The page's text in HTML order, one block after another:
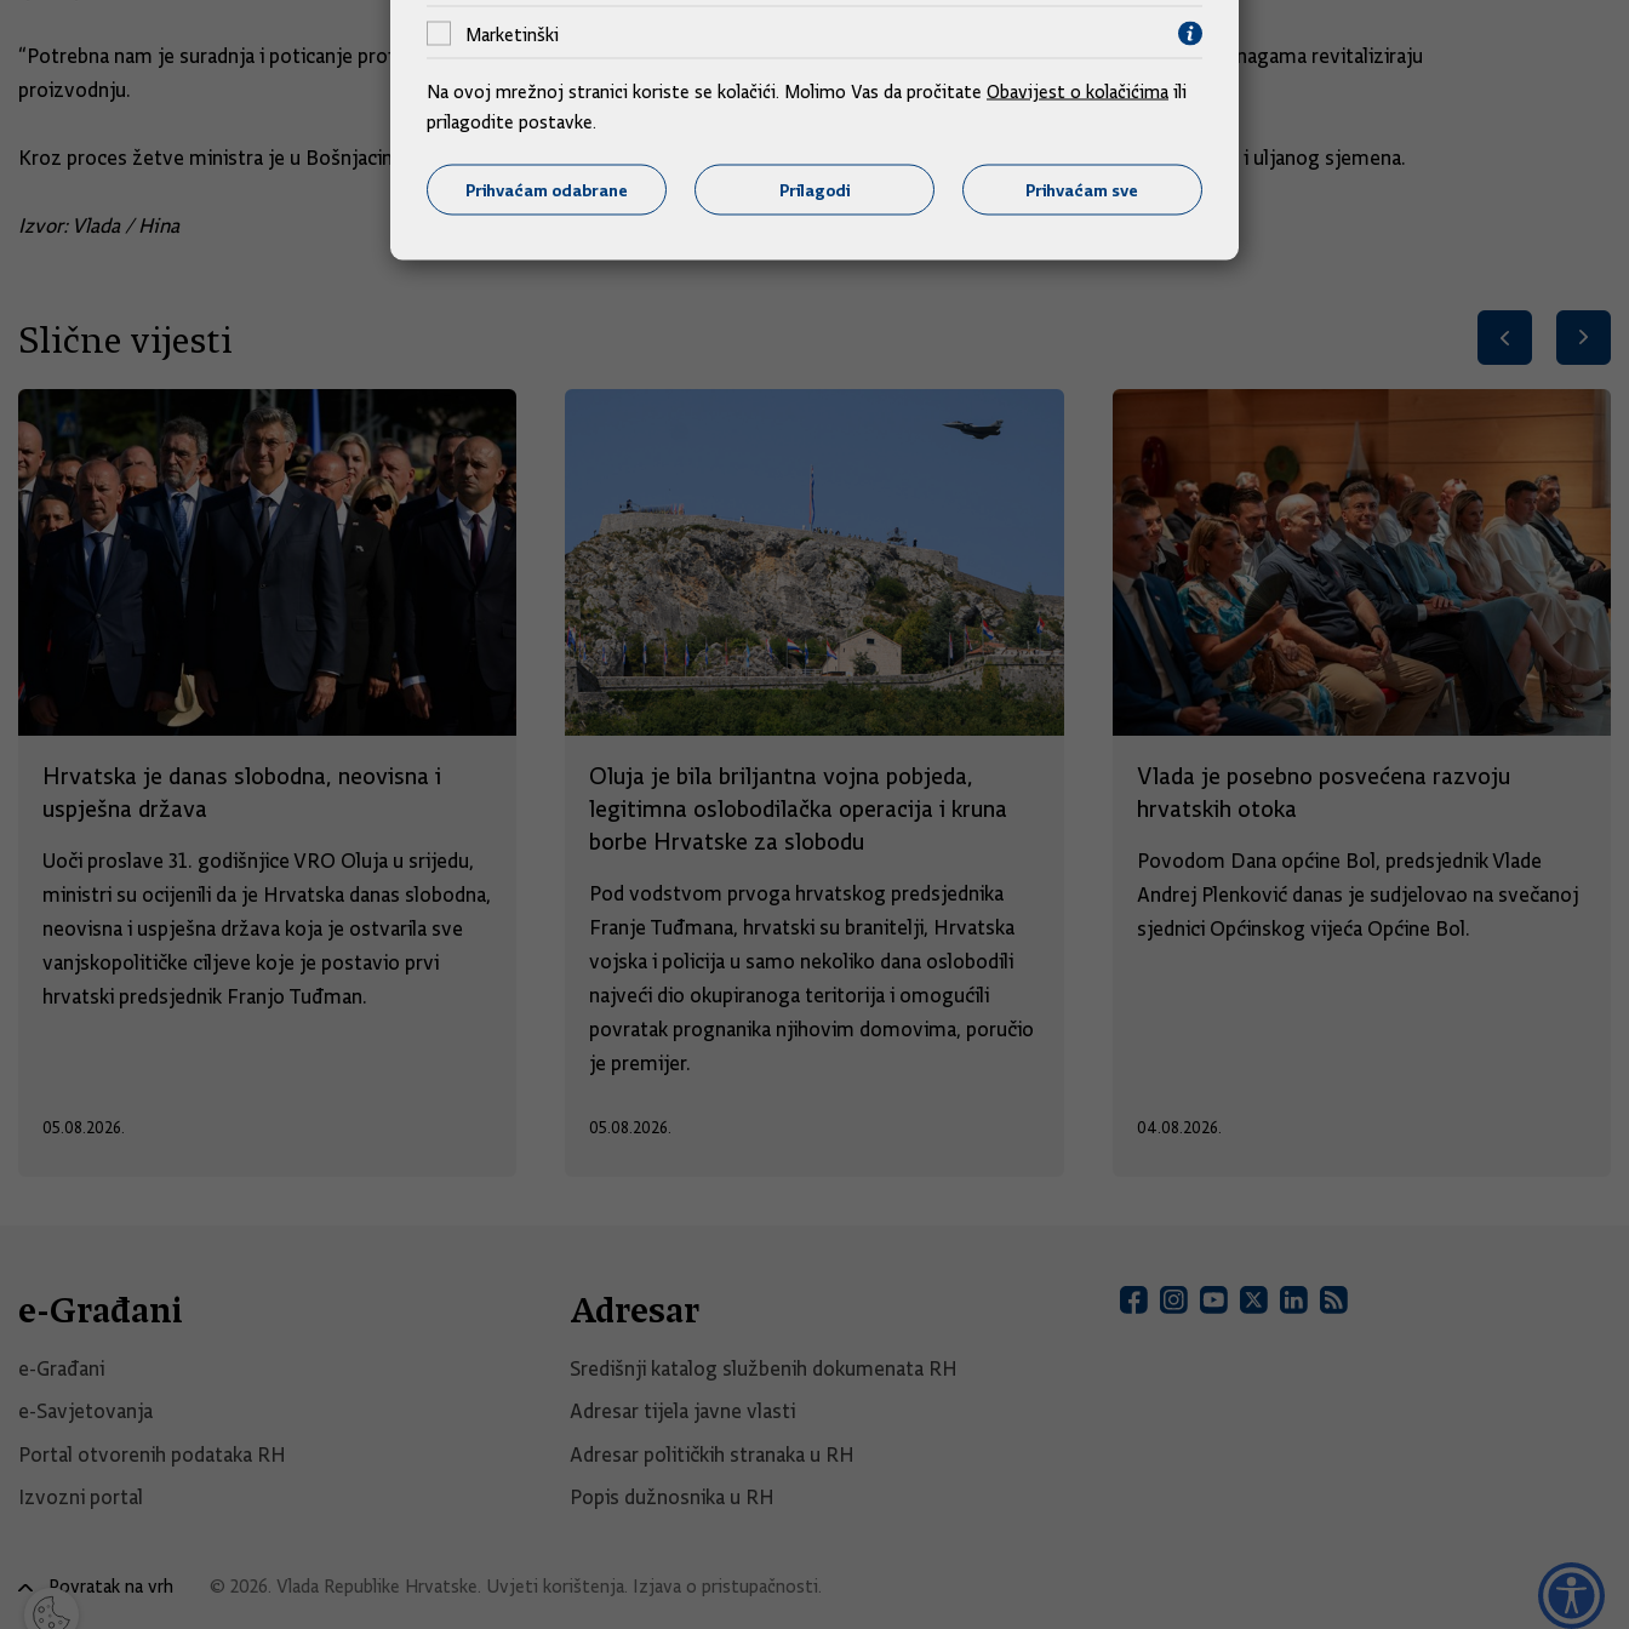
“Potrebna nam je suradnja i poticanje proizvodnje”, istakao je Dabro, koji smatra da poljoprivrednici imaju volje i znanja da zajedničkim snagama revitaliziraju
proizvodnju.
Kroz proces žetve ministra je u Bošnjacima proveo voditelj proizvodnje Milan Drobac iz tvrtke koja se bavi uzgojem žitarica, mahunarki i uljanog sjemena.
Izvor: Vlada / Hina
Slične vijesti
Hrvatska je danas slobodna, neovisna i
uspješna država
Uoči proslave 31. godišnjice VRO Oluja u srijedu,
ministri su ocijenili da je Hrvatska danas slobodna,
neovisna i uspješna država koja je ostvarila sve
vanjskopolitičke ciljeve koje je postavio prvi
hrvatski predsjednik Franjo Tuđman.
05.08.2026.
Oluja je bila briljantna vojna pobjeda,
legitimna oslobodilačka operacija i kruna
borbe Hrvatske za slobodu
Pod vodstvom prvoga hrvatskog predsjednika
Franje Tuđmana, hrvatski su branitelji, Hrvatska
vojska i policija u samo nekoliko dana oslobodili
najveći dio okupiranoga teritorija i omogućili
povratak prognanika njihovim domovima, poručio
je premijer.
05.08.2026.
Vlada je posebno posvećena razvoju
hrvatskih otoka
Povodom Dana općine Bol, predsjednik Vlade
Andrej Plenković danas je sudjelovao na svečanoj
sjednici Općinskog vijeća Općine Bol.
04.08.2026.
e-Građani
e-Građani
e-Savjetovanja
Portal otvorenih podataka RH
Izvozni portal
Adresar
Središnji katalog službenih dokumenata RH
Adresar tijela javne vlasti
Adresar političkih stranaka u RH
Popis dužnosnika u RH
Povratak na vrh © 2026. Vlada Republike Hrvatske. Uvjeti korištenja Izjava o pristupačnosti
Marketinški
Na ovoj mrežnoj stranici koriste se kolačići. Molimo Vas da pročitate Obavijest o kolačićima ili
prilagodite postavke.
Prihvaćam odabrane Prilagodi Prihvaćam sve